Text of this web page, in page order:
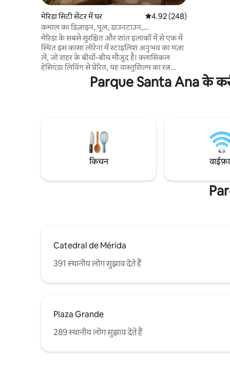
मेरिडा सिटी सेंटर में घर औसत रेटिंग 5 में से 4.92, 248
4.92 (248)
कमाल का डिज़ाइन, पूल, डाउनटाउन,
2Br2Bathrooms
मेरिडा के सबसे सुरक्षित और शांत इलाकों में से एक में
स्थित इस कासा लोरेना में स्टाइलिश अनुभव का मज़ा
लें, जो शहर के बीचों-बीच मौजूद है। क्लासिकल
हेसिएंडा लिविंग से प्रेरित, यह वास्तुशिल्प का रत्न
डिज़ाइन, आराम और शांति का सुंदर मेल है।
आर्किटेक्चरल डाइजेस्ट डिज़ाइन अवार्ड्स 2022 में
ठहरने के अनुभव को आरामदायक, सुकूनदेह और
चिंतामुक्त बनाने के लिए डिज़ाइन किया गया है।
Parque Santa Ana के
किचन
Catedral de Mérida
391 स्थानीय लोग सुझाव देते हैं
Plaza Grande
289 स्थानीय लोग सुझाव देते हैं